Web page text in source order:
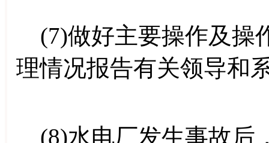
(7)做好主要操作及操
理情况报告有关领导和
(8)水电厂发生事故后